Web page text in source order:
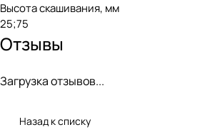
Высота скашивания, мм
25;75
Отзывы
Загрузка отзывов...
Назад к списку